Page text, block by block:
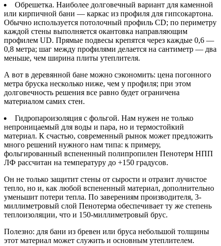
Обрешетка. Наиболее долговечный вариант для каменной
или кирпичной бани — каркас из профиля для гипсокартона.
Обычно используется потолочный профиль CD; по периметру
каждой стены выполняется окантовка направляющим
профилем UD. Прямые подвесы крепятся через каждые 0,6 —
0,8 метра; шаг между профилями делается на сантиметр — два
меньше, чем ширина плиты утеплителя.
А вот в деревянной бане можно сэкономить: цена погонного
метра бруска несколько ниже, чем у профиля; при этом
долговечность решения все равно будет ограничена
материалом самих стен.
Гидропароизоляция с фольгой. Нам нужен не только
непроницаемый для воды и пара, но и термостойкий
материал. К счастью, современный рынок может предложить
много решений нужного нам типа: к примеру,
фольгированный вспененный полипропилен Пенотерм НПП
ЛФ рассчитан на температуру до +150 градусов.
Он не только защитит стены от сырости и отразит лучистое
тепло, но и, как любой вспененный материал, дополнительно
уменьшит потери тепла. По заверениям производителя, 3-
миллиметровый слой Пенотерма обеспечивает ту же степень
теплоизоляции, что и 150-миллиметровый брус.
Полезно: для бани из бревен или бруса небольшой толщины
этот материал может служить и основным утеплителем.